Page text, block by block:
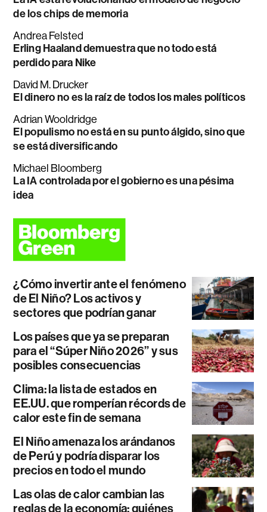
de los chips de memoria
Andrea Felsted
Erling Haaland demuestra que no todo está
perdido para Nike
David M. Drucker
El dinero no es la raíz de todos los males políticos
Adrian Wooldridge
El populismo no está en su punto álgido, sino que
se está diversificando
Michael Bloomberg
La IA controlada por el gobierno es una pésima
idea
¿Cómo invertir ante el fenómeno
de El Niño? Los activos y
sectores que podrían ganar
Los países que ya se preparan
para el “Súper Niño 2026” y sus
posibles consecuencias
Clima: la lista de estados en
EE.UU. que romperían récords de
calor este fin de semana
El Niño amenaza los arándanos
de Perú y podría disparar los
precios en todo el mundo
Las olas de calor cambian las
reglas de la economía: quiénes